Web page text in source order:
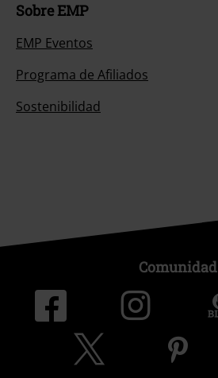
Sobre EMP
EMP Eventos
Programa de Afiliados
Sostenibilidad
Comunidad